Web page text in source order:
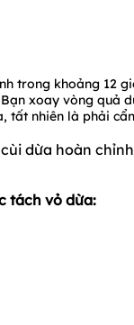
trong khoảng 12
xoay vòng quả
tất nhiên là phải
dừa hoàn
tách vỏ dừa: